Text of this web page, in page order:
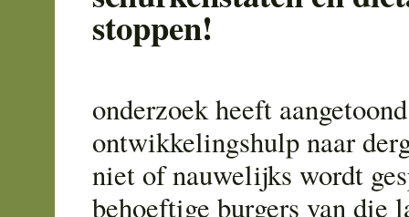
stoppen!
onderzoek heeft
ontwikkelingshulp naar
niet of nauwelijks wordt
behoeftige burgers van die